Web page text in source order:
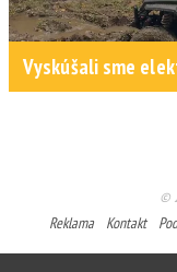
Vyskúšali sme
©
Reklama
Kontakt